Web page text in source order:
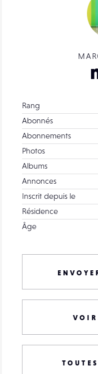
Rang
Abonnés
Abonnements
Photos
Albums
Annonces
Inscrit depuis le
Résidence
Âge